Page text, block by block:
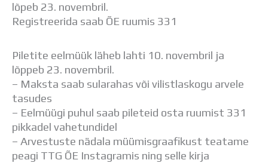
lõpeb 23. novembril.
Registreerida saab ÕE ruumis 331
Piletite eelmüük läheb lahti 10. novembril ja
lõppeb 23. novembril.
– Maksta saab sularahas või vilistlaskogu arvele
tasudes
– Eelmüügi puhul saab pileteid osta ruumist 331
pikkadel vahetundidel
– Arvestuste nädala müümisgraafikust teatame
peagi TTG ÕE Instagramis ning selle kirja